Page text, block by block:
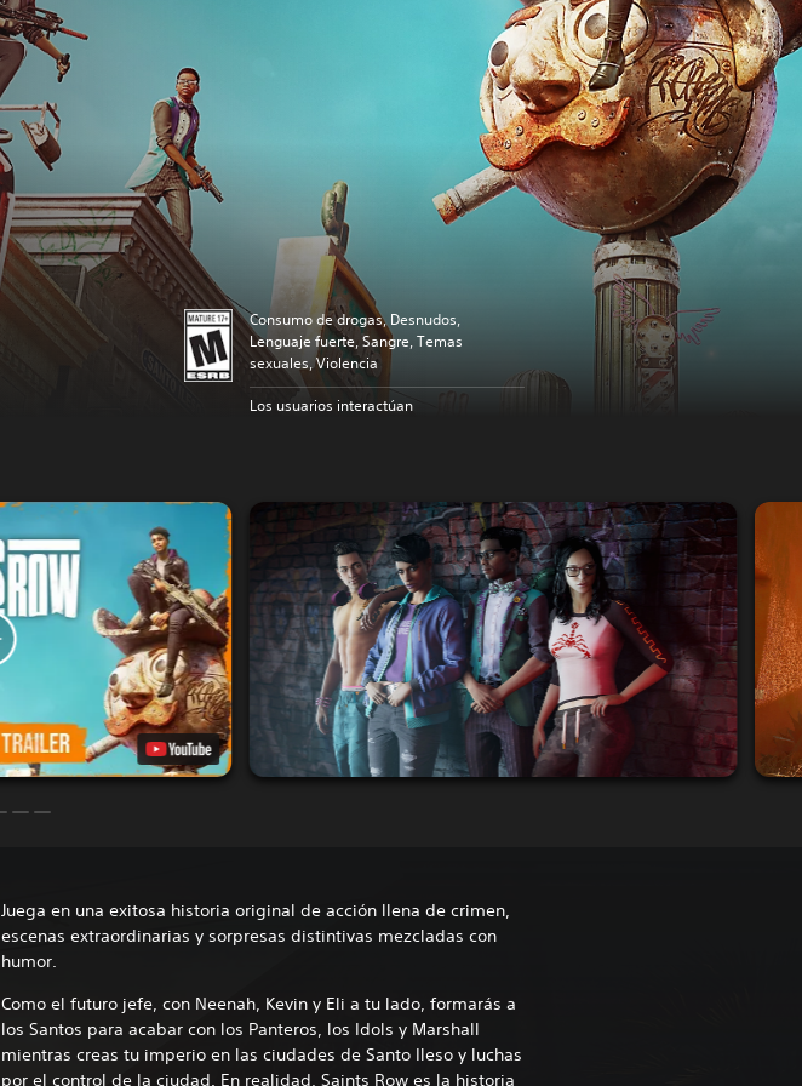
Consumo de drogas, Desnudos,
Lenguaje fuerte, Sangre, Temas
sexuales, Violencia
Los usuarios interactúan
Juega en una exitosa historia original de acción llena de crimen,
escenas extraordinarias y sorpresas distintivas mezcladas con
humor.
Como el futuro jefe, con Neenah, Kevin y Eli a tu lado, formarás a
los Santos para acabar con los Panteros, los Idols y Marshall
mientras creas tu imperio en las ciudades de Santo Ileso y luchas
por el control de la ciudad. En realidad, Saints Row es la historia